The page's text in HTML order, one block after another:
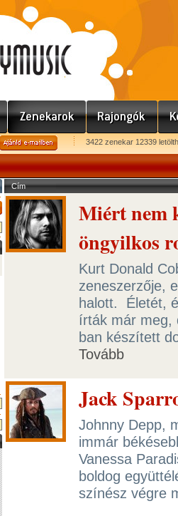
3422 zenekar 12339
Cím
Miért nem
öngyilkos
Kurt Donald
zeneszerzője,
halott. Életét,
írták már meg,
ban készített
Tovább
Jack
Johnny Depp,
immár
Vanessa
boldog
színész végre